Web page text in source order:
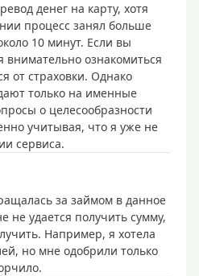
денег на карту, хотя
процесс занял больше
10 минут. Если вы
внимательно ознакомиться
от страховки. Однако
только на именные
о целесообразности
учитывая, что я уже не
сервиса.
за займом в данное
удается получить сумму,
Например, я хотела
но мне одобрили только